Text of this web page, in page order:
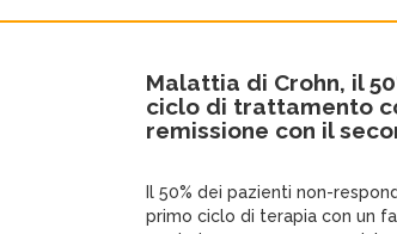
Malattia di Crohn, il
ciclo di trattamento
remissione con il
Il 50% dei pazienti non-
primo ciclo di terapia con un